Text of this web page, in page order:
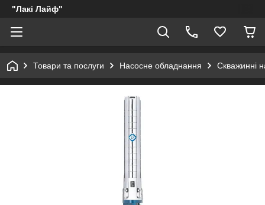
"Лакі Лайф"
Товари та послуги Насосне обладнання Скважинні